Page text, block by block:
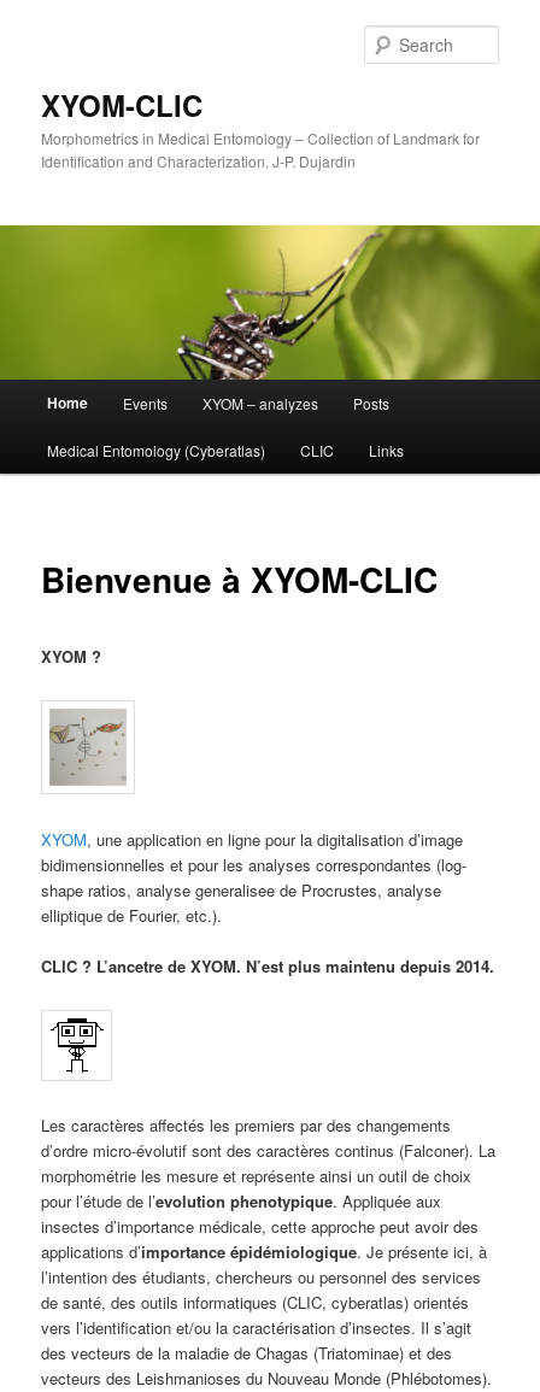
XYOM-CLIC
Morphometrics in Medical Entomology – Collection of Landmark for
Identification and Characterization. J-P. Dujardin
Skip
to
Home Events XYOM – analyzes Posts
Medical Entomology (Cyberatlas) CLIC Links
Bienvenue à XYOM-CLIC
XYOM ?
XYOM, une application en ligne pour la digitalisation d’image
bidimensionnelles et pour les analyses correspondantes (log-
shape ratios, analyse generalisee de Procrustes, analyse
elliptique de Fourier, etc.).
CLIC ? L’ancetre de XYOM. N’est plus maintenu depuis 2014.
Les caractères affectés les premiers par des changements
d’ordre micro-évolutif sont des caractères continus (Falconer). La
morphométrie les mesure et représente ainsi un outil de choix
pour l’étude de l’evolution phenotypique. Appliquée aux
insectes d’importance médicale, cette approche peut avoir des
applications d’importance épidémiologique. Je présente ici, à
l’intention des étudiants, chercheurs ou personnel des services
de santé, des outils informatiques (CLIC, cyberatlas) orientés
vers l’identification et/ou la caractérisation d’insectes. Il s’agit
des vecteurs de la maladie de Chagas (Triatominae) et des
vecteurs des Leishmanioses du Nouveau Monde (Phlébotomes).